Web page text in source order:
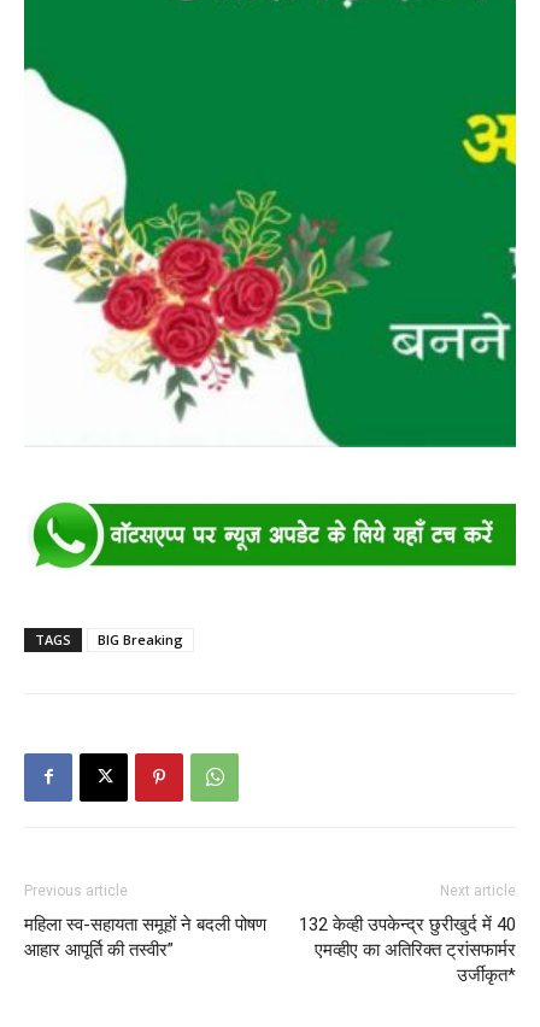
TAGS BIG Breaking
Previous article
महिला स्व-सहायता समूहों ने बदली पोषण
आहार आपूर्ति की तस्वीर”
Next article
132 केव्ही उपकेन्द्र छुरीखुर्द में 40
एमव्हीए का अतिरिक्त ट्रांसफार्मर
उर्जीकृत*